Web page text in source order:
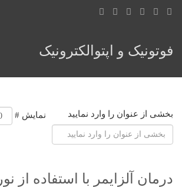
فوتونیک و اپتوالکترونیک
بخشی از عنوان را وارد نمایید نمایش #
درمان آلزایمر با استفاده از نور